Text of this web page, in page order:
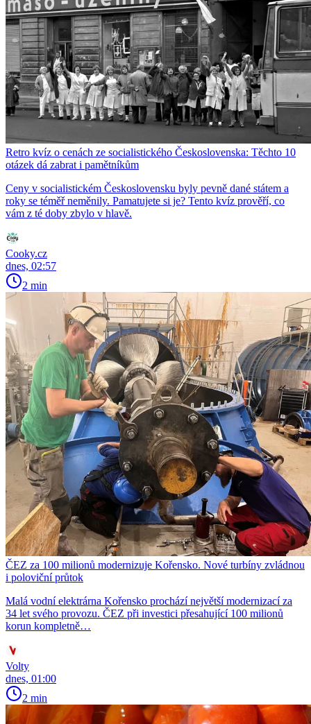
Retro kvíz o cenách ze socialistického Československa: Těchto 10
otázek dá zabrat i pamětníkům
Ceny v socialistickém Československu byly pevně dané státem a
roky se téměř neměnily. Pamatujete si je? Tento kvíz prověří, co
vám z té doby zbylo v hlavě.
Cooky.cz
dnes, 02:57
2 min
ČEZ za 100 milionů modernizuje Kořensko. Nové turbíny zvládnou
i poloviční průtok
Malá vodní elektrárna Kořensko prochází největší modernizací za
34 let svého provozu. ČEZ při investici přesahující 100 milionů
korun kompletně…
Volty
dnes, 01:00
2 min